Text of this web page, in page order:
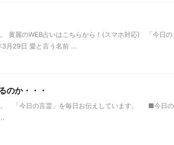
黄麗のWEB占いはこちらから！(スマホ対応) 「今日の
月29日 愛と言う名前 ...
のか・・・
。 「今日の言霊」を毎日お伝えしています。 ■今日の